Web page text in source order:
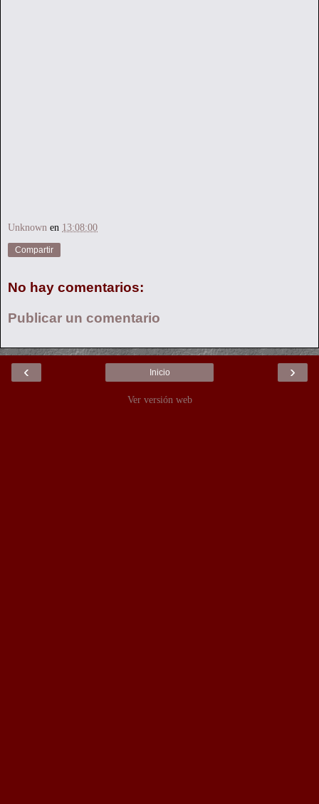
Unknown en 13:08:00
Compartir
No hay comentarios:
Publicar un comentario
‹ ›
Inicio
Ver versión web